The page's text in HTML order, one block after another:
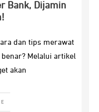
Bank, Dijamin
dan tips merawat
Melalui artikel
akan